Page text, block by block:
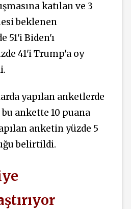
katılan ve 3
beklenen
51'i Biden'ı
41'i Trump'a oy
yapılan anketlerde
ankette 10 puana
anketin yüzde 5
belirtildi.